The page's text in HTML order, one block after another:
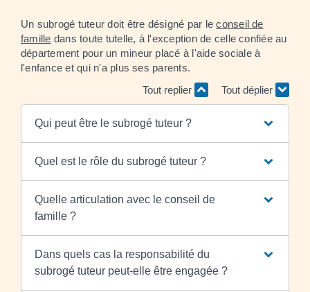
Un subrogé tuteur doit être désigné par leconseil de
famille dans toute tutelle, à l'exception de celle confiée au
département pour un mineur placé à l'aide sociale à
l'enfance et qui n'a plus ses parents.
Tout replier
Tout déplier
Qui peut être le subrogé tuteur ?
Quel est le rôle du subrogé tuteur ?
Quelle articulation avec le conseil de
famille ?
Dans quels cas la responsabilité du
subrogé tuteur peut-elle être engagée ?